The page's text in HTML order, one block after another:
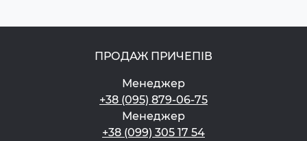
ПРОДАЖ ПРИЧЕПІВ
Менеджер
+38 (095) 879-06-75
Менеджер
+38 (099) 305 17 54